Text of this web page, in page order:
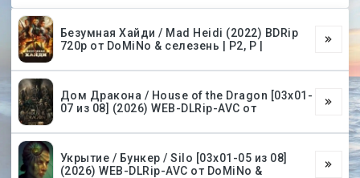
Безумная Хайди / Mad Heidi (2022) BDRip
720p от DoMiNo & селезень | P2, P |
Дом Дракона / House of the Dragon [03х01-
07 из 08] (2026) WEB-DLRip-AVC от
Укрытие / Бункер / Silo [03х01-05 из 08]
(2026) WEB-DLRip-AVC от DoMiNo &